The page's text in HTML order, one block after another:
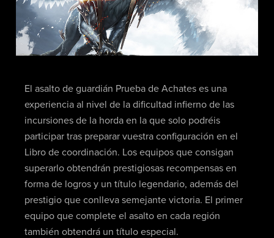
El asalto de guardián Prueba de Achates es una
experiencia al nivel de la dificultad infierno de las
incursiones de la horda en la que solo podréis
participar tras preparar vuestra configuración en el
Libro de coordinación. Los equipos que consigan
superarlo obtendrán prestigiosas recompensas en
forma de logros y un título legendario, además del
prestigio que conlleva semejante victoria. El primer
equipo que complete el asalto en cada región
también obtendrá un título especial.